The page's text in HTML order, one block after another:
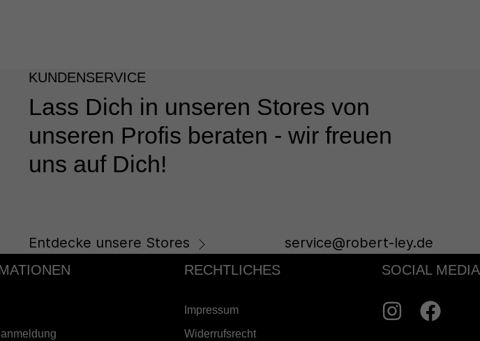
KUNDENSERVICE
Lass Dich in unseren Stores von
unseren Profis beraten - wir freuen
uns auf Dich!
Entdecke unsere Stores service@robert-ley.de
RECHTLICHES
Impressum
Widerrufsrecht
SOCIAL MEDIA